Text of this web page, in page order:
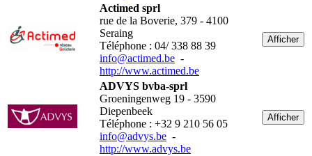
Actimed sprl
rue de la Boverie, 379 - 4100
Seraing
Téléphone : 04/ 338 88 39
info@actimed.be -
http://www.actimed.be
Afficher
ADVYS bvba-sprl
Groeningenweg 19 - 3590
Diepenbeek
Téléphone : +32 9 210 56 05
info@advys.be -
http://www.advys.be
Afficher